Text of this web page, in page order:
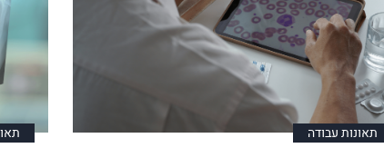
תאונות עבודה